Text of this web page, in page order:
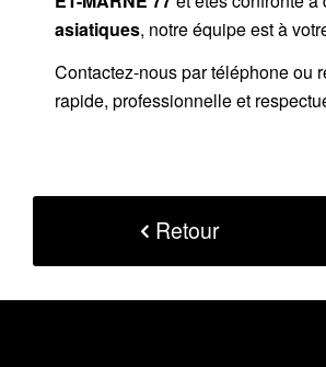
asiatiques, notre équipe est à
Contactez-nous partéléphoneou
rapide, professionnelle et
Retour